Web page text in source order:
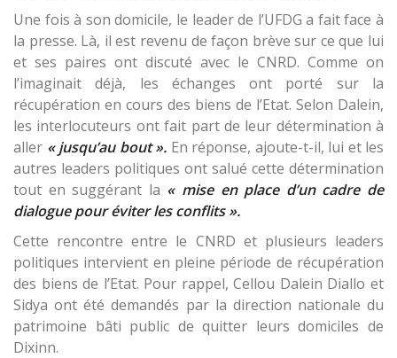
Une fois à son domicile, le leader de l’UFDG a fait face à
la presse. Là, il est revenu de façon brève sur ce que lui
et ses paires ont discuté avec le CNRD. Comme on
l’imaginait déjà, les échanges ont porté sur la
récupération en cours des biens de l’Etat. Selon Dalein,
les interlocuteurs ont fait part de leur détermination à
aller « jusqu’au bout ». En réponse, ajoute-t-il, lui et les
autres leaders politiques ont salué cette détermination
tout en suggérant la « mise en place d’un cadre de
dialogue pour éviter les conflits ».
Cette rencontre entre le CNRD et plusieurs leaders
politiques intervient en pleine période de récupération
des biens de l’Etat. Pour rappel, Cellou Dalein Diallo et
Sidya ont été demandés par la direction nationale du
patrimoine bâti public de quitter leurs domiciles de
Dixinn.